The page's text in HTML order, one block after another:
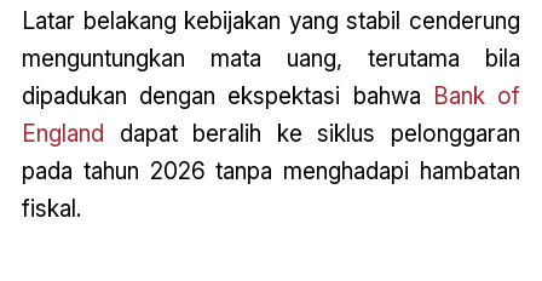
Latar belakang kebijakan yang stabil cenderung
menguntungkan mata uang, terutama bila
dipadukan dengan ekspektasi bahwa Bank of
England dapat beralih ke siklus pelonggaran
pada tahun 2026 tanpa menghadapi hambatan
fiskal.